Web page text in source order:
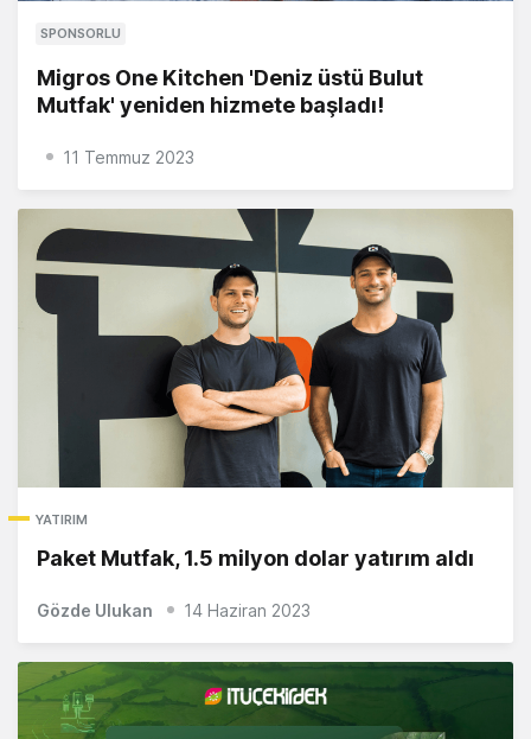
SPONSORLU
Migros One Kitchen 'Deniz üstü Bulut
Mutfak' yeniden hizmete başladı!
11 Temmuz 2023
YATIRIM
Paket Mutfak, 1.5 milyon dolar yatırım aldı
Gözde Ulukan 14 Haziran 2023